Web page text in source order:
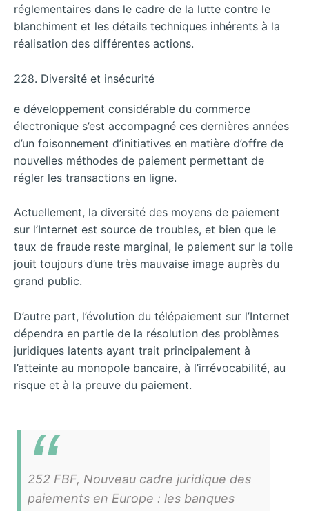
réglementaires dans le cadre de la lutte contre le
blanchiment et les détails techniques inhérents à la
réalisation des différentes actions.
228. Diversité et insécurité
e développement considérable du commerce
électronique s’est accompagné ces dernières années
d’un foisonnement d’initiatives en matière d’offre de
nouvelles méthodes de paiement permettant de
régler les transactions en ligne.
Actuellement, la diversité des moyens de paiement
sur l’Internet est source de troubles, et bien que le
taux de fraude reste marginal, le paiement sur la toile
jouit toujours d’une très mauvaise image auprès du
grand public.
D’autre part, l’évolution du télépaiement sur l’Internet
dépendra en partie de la résolution des problèmes
juridiques latents ayant trait principalement à
l’atteinte au monopole bancaire, à l’irrévocabilité, au
risque et à la preuve du paiement.
252 FBF, Nouveau cadre juridique des
paiements en Europe : les banques